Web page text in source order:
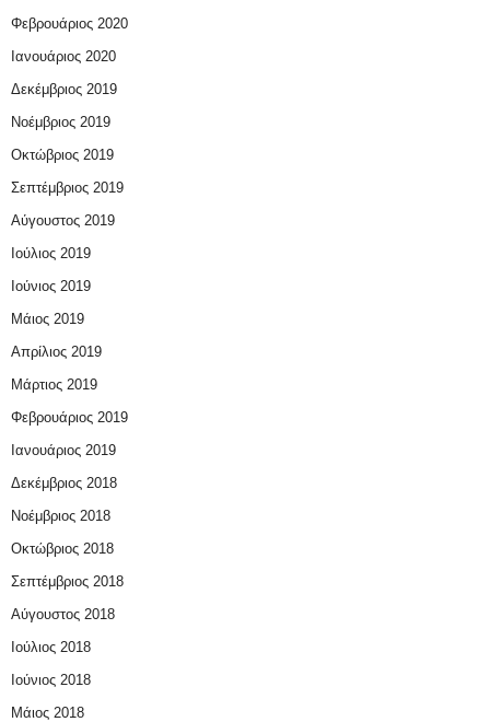
Φεβρουάριος 2020
Ιανουάριος 2020
Δεκέμβριος 2019
Νοέμβριος 2019
Οκτώβριος 2019
Σεπτέμβριος 2019
Αύγουστος 2019
Ιούλιος 2019
Ιούνιος 2019
Μάιος 2019
Απρίλιος 2019
Μάρτιος 2019
Φεβρουάριος 2019
Ιανουάριος 2019
Δεκέμβριος 2018
Νοέμβριος 2018
Οκτώβριος 2018
Σεπτέμβριος 2018
Αύγουστος 2018
Ιούλιος 2018
Ιούνιος 2018
Μάιος 2018